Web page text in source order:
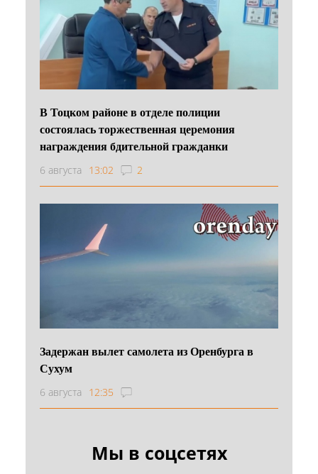
В Тоцком районе в отделе полиции
состоялась торжественная церемония
награждения бдительной гражданки
6 августа 13:02 2
Задержан вылет самолета из Оренбурга в
Сухум
6 августа 12:35
Мы в соцсетях